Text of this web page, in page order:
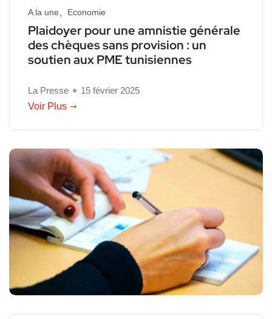
A la une Economie
Plaidoyer pour une amnistie générale
des chèques sans provision : un
soutien aux PME tunisiennes
La Presse
15 février 2025
Voir Plus